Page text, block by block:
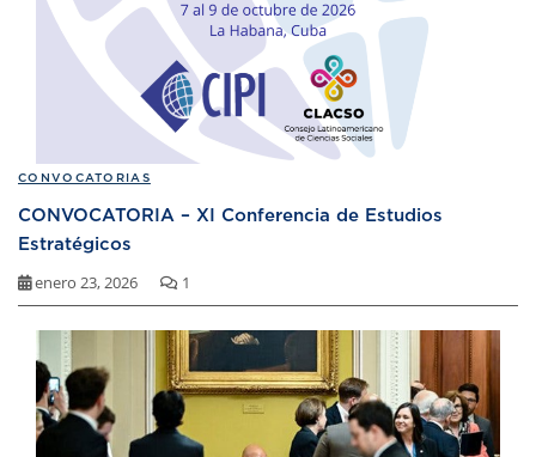
CONVOCATORIAS
CONVOCATORIA – XI Conferencia de Estudios
Estratégicos
enero 23, 2026 1